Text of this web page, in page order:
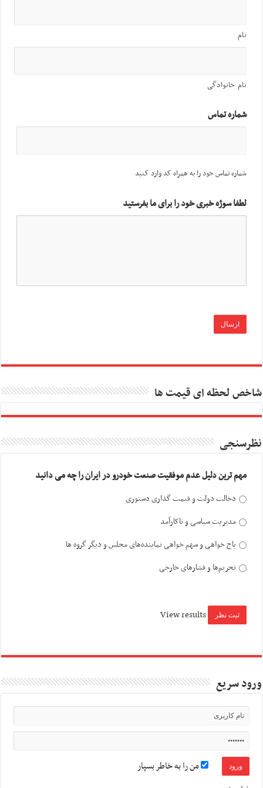
نام
نام خانوادگی
شماره تماس
شماره تماس خود را به همراه کد وارد کنید
لطفا سوژه خبری خود را برای ما بفرستید
شاخص لحظه ای قیمت ها
نظرسنجی
مهم ترین دلیل عدم موفقیت صنعت خودرو در ایران را چه می دانید
دخالت دولت و قیمت گذاری دستوری
مدیریت سیاسی و ناکارآمد
باج خواهی و سهم خواهی نماینده‌های مجلس و دیگر گروه ها
تحریم‌ها و فشارهای خارجی
View results
ورود سریع
من را به خاطر بسپار